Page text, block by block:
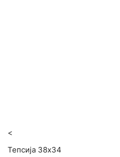
<
Тепсија 38х34